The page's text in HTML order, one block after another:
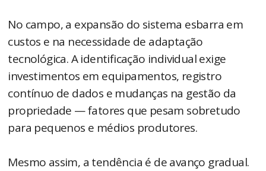
No campo, a expansão do sistema esbarra em
custos e na necessidade de adaptação
tecnológica. A identificação individual exige
investimentos em equipamentos, registro
contínuo de dados e mudanças na gestão da
propriedade — fatores que pesam sobretudo
para pequenos e médios produtores.
Mesmo assim, a tendência é de avanço gradual.